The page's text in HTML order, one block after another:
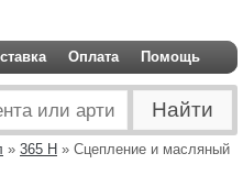
Оплата Помощь
» 365 H » Сцепление и масляный